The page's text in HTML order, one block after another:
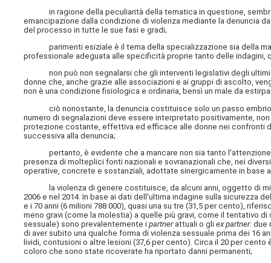
in ragione della peculiarità della tematica in questione,
emancipazione dalla condizione di violenza mediante la denuncia
del processo in tutte le sue fasi e gradi;
parimenti esiziale è il tema della specializzazione sia della
professionale adeguata alle specificità proprie tanto delle indagini,
non può non segnalarsi che gli interventi legislativi degli ultimi
donne che, anche grazie alle associazioni e ai gruppi di ascolto,
non è una condizione fisiologica e ordinaria, bensì un male da
ciò nonostante, la denuncia costituisce solo un passo
numero di segnalazioni deve essere interpretato positivamente,
protezione costante, effettiva ed efficace alle donne nei confronti
successiva alla denuncia;
pertanto, è evidente che a mancare non sia tanto l'attenzione
presenza di molteplici fonti nazionali e sovranazionali che, nei
operative, concrete e sostanziali, adottate sinergicamente in base
la violenza di genere costituisce, da alcuni anni, oggetto di
2006 e nel 2014. In base ai dati dell'ultima indagine sulla sicurezza
e i 70 anni (6 milioni 788.000), quasi una su tre (31,5 per cento),
meno gravi (come la molestia) a quelle più gravi, come il tentativo
sessuale) sono prevalentemente ipartnerattuali o gliex partner: due
di aver subito una qualche forma di violenza sessuale prima dei 16
lividi, contusioni o altre lesioni (37,6 per cento). Circa il 20 per
coloro che sono state ricoverate ha riportato danni permanenti;